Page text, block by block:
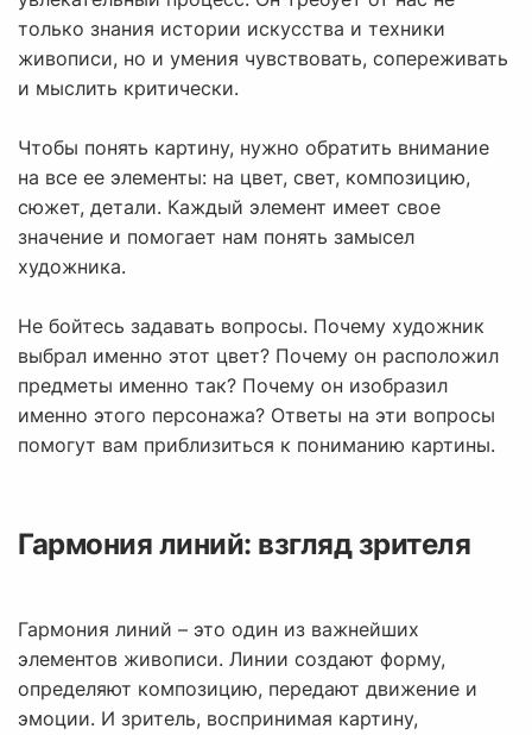
только знания истории искусства и техники
живописи, но и умения чувствовать, сопереживать
и мыслить критически.
Чтобы понять картину, нужно обратить внимание
на все ее элементы: на цвет, свет, композицию,
сюжет, детали. Каждый элемент имеет свое
значение и помогает нам понять замысел
художника.
Не бойтесь задавать вопросы. Почему художник
выбрал именно этот цвет? Почему он расположил
предметы именно так? Почему он изобразил
именно этого персонажа? Ответы на эти вопросы
помогут вам приблизиться к пониманию картины.
Гармония линий: взгляд зрителя
Гармония линий – это один из важнейших
элементов живописи. Линии создают форму,
определяют композицию, передают движение и
эмоции. И зритель, воспринимая картину,